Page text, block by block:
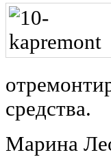
средства.
Марина